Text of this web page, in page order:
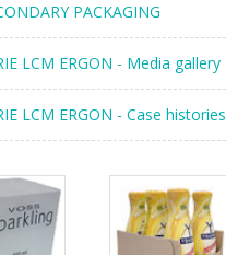
PACKAGING
LCM ERGON - Media gallery
LCM ERGON - Case histories
Packs
gallery